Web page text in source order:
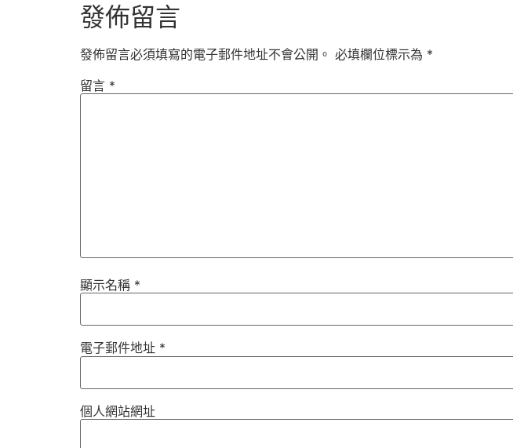
發佈留言
發佈留言必須填寫的電子郵件地址不會公開。 必填欄位標示為 *
留言 *
顯示名稱 *
電子郵件地址 *
個人網站網址